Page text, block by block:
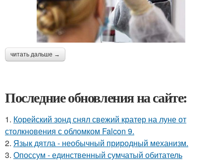
читать дальше →
Последние обновления на сайте:
1. Корейский зонд снял свежий кратер на луне от
столкновения с обломком Falcon 9.
2. Язык дятла - необычный природный механизм.
3. Опоссум - единственный сумчатый обитатель